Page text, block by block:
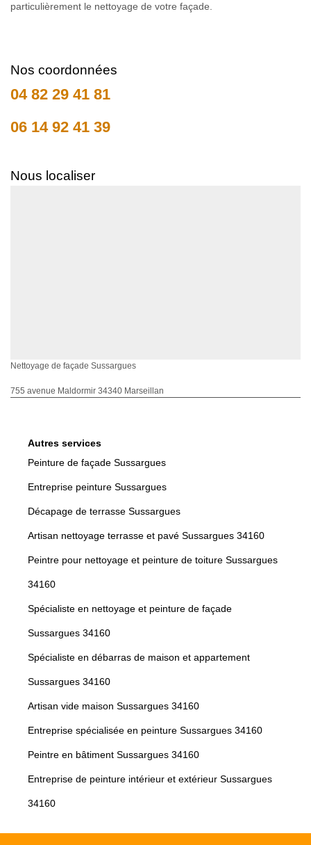
particulièrement le nettoyage de votre façade.
Nos coordonnées
04 82 29 41 81
06 14 92 41 39
Nous localiser
Nettoyage de façade Sussargues
755 avenue Maldormir 34340 Marseillan
Autres services
Peinture de façade Sussargues
Entreprise peinture Sussargues
Décapage de terrasse Sussargues
Artisan nettoyage terrasse et pavé Sussargues 34160
Peintre pour nettoyage et peinture de toiture Sussargues
34160
Spécialiste en nettoyage et peinture de façade
Sussargues 34160
Spécialiste en débarras de maison et appartement
Sussargues 34160
Artisan vide maison Sussargues 34160
Entreprise spécialisée en peinture Sussargues 34160
Peintre en bâtiment Sussargues 34160
Entreprise de peinture intérieur et extérieur Sussargues
34160